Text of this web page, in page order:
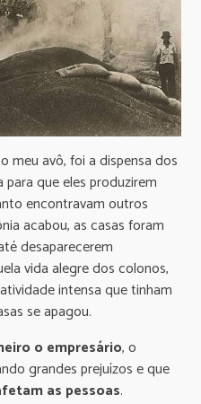
meu avô, foi a dispensa dos
que eles produzirem
encontravam outros
acabou, as casas foram
desaparecerem
vida alegre dos colonos,
intensa que tinham
se apagou.
o empresário, o
grandes prejuízos e que
as pessoas.